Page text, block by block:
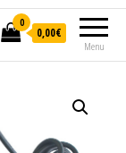
Menu
0
0,00€